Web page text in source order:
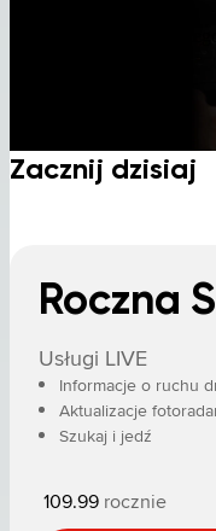
Usługi czasu
Zacznij dzisiaj
Roczna
Usługi LIVE
Informacje o ruchu
Aktualizacje
Szukaj i jedź
109.99 rocznie